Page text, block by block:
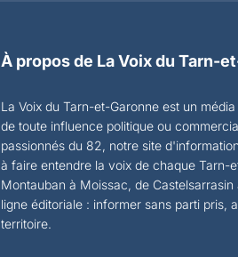
À propos de La Voix du Tarn-
La Voix du Tarn-et-Garonne est un
de toute influence politique ou
passionnés du 82, notre site
à faire entendre la voix de chaque Tarn-
Montauban à Moissac, de
ligne éditoriale : informer sans parti pris,
territoire.